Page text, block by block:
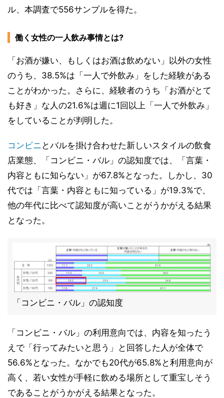
ル、本調査で556サンプルを得た。
働く女性の一人飲み事情とは?
「お酒が嫌い、もしくはお酒は飲めない」以外の女性
のうち、38.5%は「一人で外飲み」をした経験がある
ことがわかった。さらに、経験者のうち「お酒がとて
も好き」な人の21.6%は週に1回以上「一人で外飲み」
をしていることが判明した。
コンビニ とバルを掛け合わせた新しいスタイルの飲食
店業態、「コンビニ・バル」の認知度では、「言葉・
内容ともに知らない」が67.8%となった。しかし、30
代では「言葉・内容ともに知っている」が19.3%で、
他の年代に比べて認知度が高いことがうかがえる結果
となった。
「コンビニ・バル」の認知度
「コンビニ・バル」の利用意向では、内容を知ったう
えで「行ってみたいと思う」と回答した人が全体で
56.6%となった。なかでも20代が65.8%と利用意向が
高く、若い女性が手軽に飲める場所として重宝しそう
であることがうかがえる結果となった。